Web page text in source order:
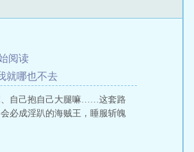
阅读
就哪也不去
、自己抱自己大腿嘛……这套路
必成淫趴的海贼王，睡服斩魄